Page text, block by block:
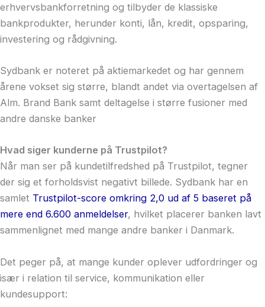
erhvervsbankforretning og tilbyder de klassiske
bankprodukter, herunder konti, lån, kredit, opsparing,
investering og rådgivning.
Sydbank er noteret på aktiemarkedet og har gennem
årene vokset sig større, blandt andet via overtagelsen af
Alm. Brand Bank samt deltagelse i større fusioner med
andre danske banker
Hvad siger kunderne på Trustpilot?
Når man ser på kundetilfredshed på Trustpilot, tegner
der sig et forholdsvist negativt billede. Sydbank har en
samlet Trustpilot-score omkring 2,0 ud af 5 baseret på
mere end 6.600 anmeldelser, hvilket placerer banken lavt
sammenlignet med mange andre banker i Danmark.
Det peger på, at mange kunder oplever udfordringer og
især i relation til service, kommunikation eller
kundesupport: